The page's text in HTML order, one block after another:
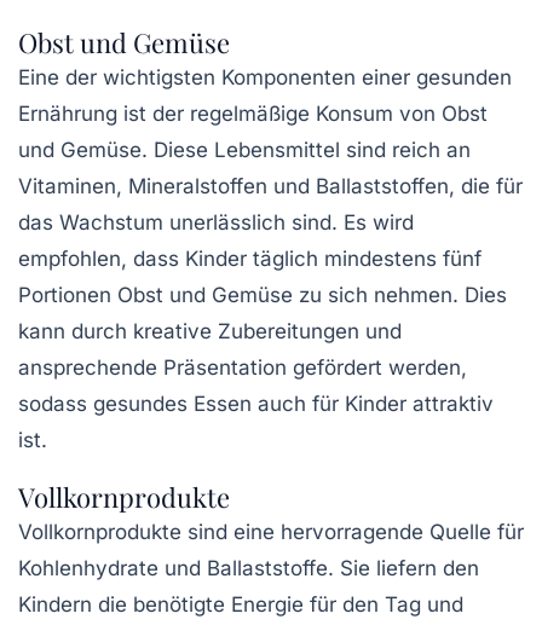
Obst und Gemüse
Eine der wichtigsten Komponenten einer gesunden
Ernährung ist der regelmäßige Konsum von Obst
und Gemüse. Diese Lebensmittel sind reich an
Vitaminen, Mineralstoffen und Ballaststoffen, die für
das Wachstum unerlässlich sind. Es wird
empfohlen, dass Kinder täglich mindestens fünf
Portionen Obst und Gemüse zu sich nehmen. Dies
kann durch kreative Zubereitungen und
ansprechende Präsentation gefördert werden,
sodass gesundes Essen auch für Kinder attraktiv
ist.
Vollkornprodukte
Vollkornprodukte sind eine hervorragende Quelle für
Kohlenhydrate und Ballaststoffe. Sie liefern den
Kindern die benötigte Energie für den Tag und